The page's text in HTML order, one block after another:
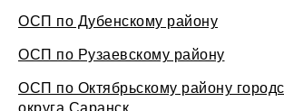
ОСП по Дубенскому району
ОСП по Рузаевскому району
ОСП по Октябрьскому району